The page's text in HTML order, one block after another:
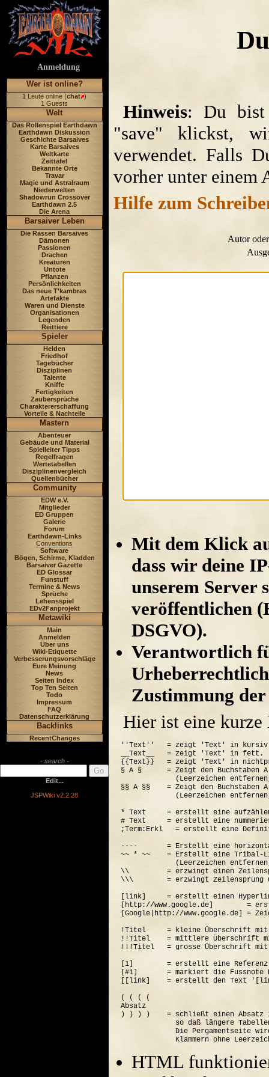
Anmeldung
Wer ist online?
1 Leute online (chat )
1 Guests
Welt
Das Rollenspiel Earthdawn
Earthdawn Diskussion
Geschichte Barsaives
Karte Barsaives
Weltkarte
Zeittafel
Bekannte Orte
Travar
Magie und Astralraum
Niederwelten
Shadowrun Crossover
Earthdawn 2.5
Die Arena
Barsaiver Leben
Die Rassen Barsaives
Dämonen
Passionen
Drachen
Kreaturen
Untote
Pflanzen
Persönlichkeiten
Das neue T'kambras
Artefakte
Waren und Dienste
Organisationen
Legenden
Reittiere
Spieler
Helden
Friedhof
Tagebücher
Disziplinen
Talente
Kniffe
Fertigkeiten
Zaubersprüche
Charaktererschaffung
Vorteile & Nachteile
Mastern
Abenteuer
Gebäude und Material
Spielleiter Tipps
Regelfragen
Wertetabellen
Disziplinenvergleich
Quellenbücher
Community
EDW e.V.
Mitglieder
ED Gruppen
Galerie
Forum
Earthdawn-Links
Conventions
Software
Bögen, Schirme, Kladden
Barsaiver Gazette
ED Glossar
Funstuff
Termine & News
Sprüche
Lehensspiel
EDv2Fanprojekt
Metawiki
Main
Anmelden
Über uns
Wiki-Etiquette
Verbesserungsvorschläge
Eure Meinung
News
Seiten Index
Top Ten Seiten
Todo
Impressum
FAQ
Datenschutzerklärung
Backlinks
RecentChanges
- search -
Edit...
JSPWiki v2.2.28
Hinweis: Du bist
"save" klickst,
verwendet. Falls
vorher unter einem
Hilfe zum
Autor
Mit dem Klick
dass wir deine
unserem Server
veröffentlichen
DSGVO).
Verantwortlich
Zustimmung
Hier ist eine
''Text''   = zeigt 'Text' in
__Text__   = zeigt 'Text' in fett.
{{Text}}   = zeigt 'Text' in
§ A §      = Zeigt den Buchstaben
(Leerzeichen
§§ A §§    = Zeigt den Buchstaben
(Leerzeichen
* Text     = erstellt eine
# Text     = erstellt eine
;Term:Erkl   = erstellt eine
----       = Erstellt eine
~~ * ~~    = Erstellt eine Tribal-
(Leerzeichen
\\         = erzwingt einen
\\\        = erzwingt Zeilensprung
[link]     = erstellt einen
[http://www.google.de]        =
[Google|http://www.google.de] =
!Titel     = kleine Überschrift
!!Titel    = mittlere Überschrift
!!!Titel   = grosse Überschrift
[1]        = erstellt eine Referenz
[#1]       = markiert die Fussnote
[[link]    = erstellt den Text
( ( ( (
Absatz
) ) ) )    = schließt einen Absatz
so daß längere
Die Pergamentseite
HTML